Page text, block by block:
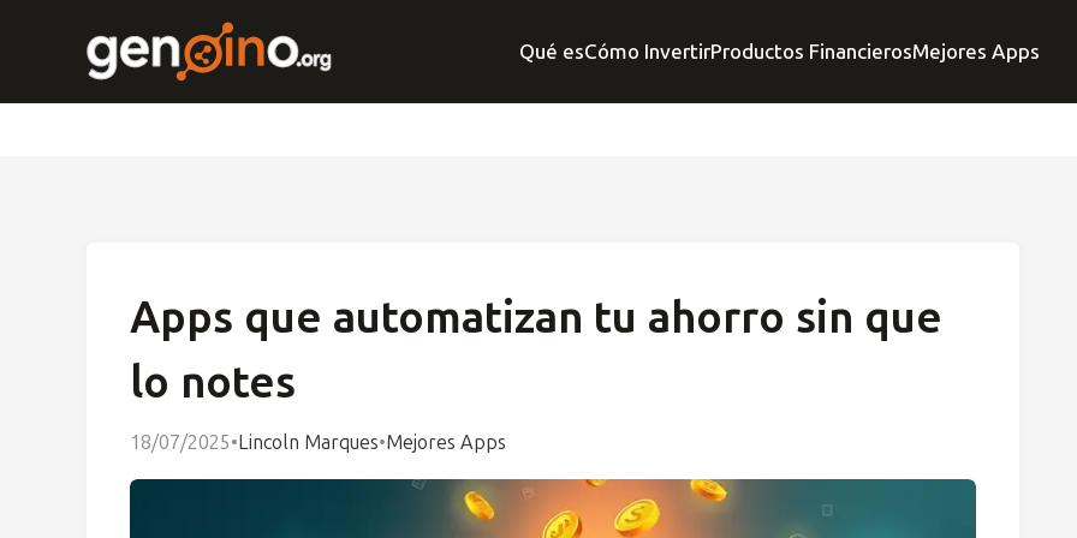
Qué esCómo InvertirProductos FinancierosMejores Apps
Apps que automatizan tu ahorro sin que
lo notes
18/07/2025•Lincoln Marques•Mejores Apps